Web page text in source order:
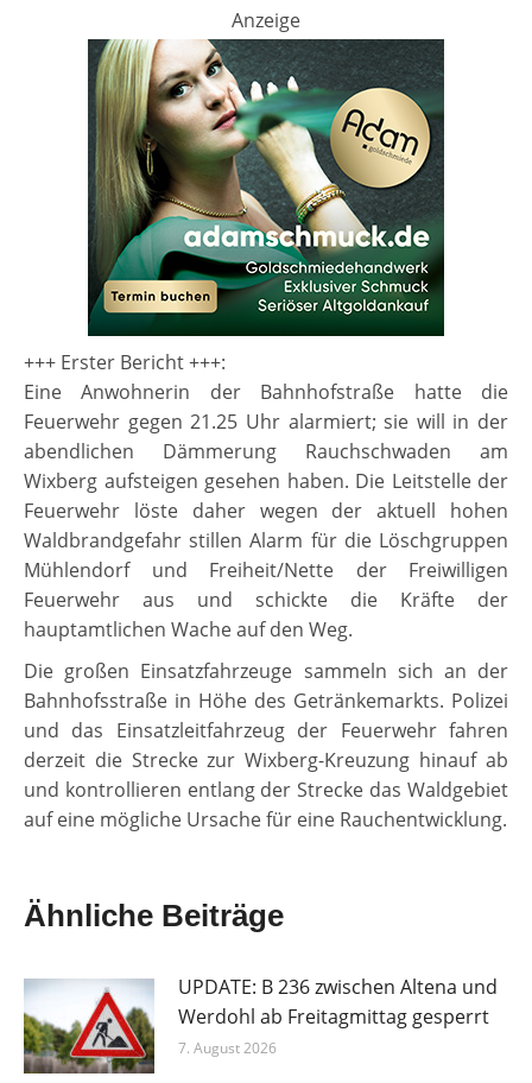
Anzeige
+++ Erster Bericht +++:
Eine Anwohnerin der Bahnhofstraße hatte die
Feuerwehr gegen 21.25 Uhr alarmiert; sie will in der
abendlichen Dämmerung Rauchschwaden am
Wixberg aufsteigen gesehen haben. Die Leitstelle der
Feuerwehr löste daher wegen der aktuell hohen
Waldbrandgefahr stillen Alarm für die Löschgruppen
Mühlendorf und Freiheit/Nette der Freiwilligen
Feuerwehr aus und schickte die Kräfte der
hauptamtlichen Wache auf den Weg.
Die großen Einsatzfahrzeuge sammeln sich an der
Bahnhofsstraße in Höhe des Getränkemarkts. Polizei
und das Einsatzleitfahrzeug der Feuerwehr fahren
derzeit die Strecke zur Wixberg-Kreuzung hinauf ab
und kontrollieren entlang der Strecke das Waldgebiet
auf eine mögliche Ursache für eine Rauchentwicklung.
Ähnliche Beiträge
UPDATE: B 236 zwischen Altena und
Werdohl ab Freitagmittag gesperrt
7. August 2026